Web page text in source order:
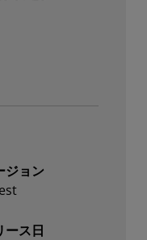
Adapter Cabling
ジョン
ース日